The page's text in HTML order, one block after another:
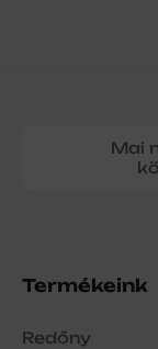
Mai
Termékeink
Redőny